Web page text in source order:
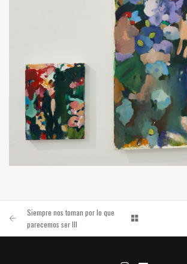
TODO LO PROFUNDO AMA EL DISFRAZ. 2023
Siempre nos toman por lo que
parecemos ser III